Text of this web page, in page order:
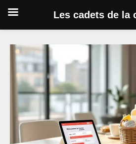
content
Les cadets de la